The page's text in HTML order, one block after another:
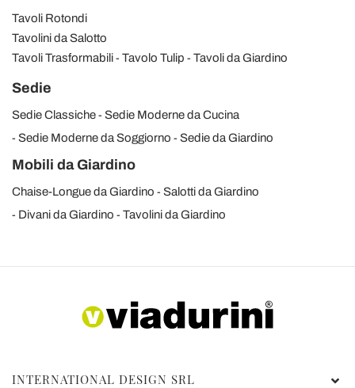
Tavoli Rotondi
Tavolini da Salotto
Tavoli Trasformabili
Tavolo Tulip Tavoli da Giardino
Sedie
Sedie Classiche
Sedie Moderne da Cucina
Sedie Moderne da Soggiorno
Sedie da Giardino
Mobili da Giardino
Chaise-Longue da Giardino
Salotti da Giardino
Divani da Giardino
Tavolini da Giardino
INTERNATIONAL DESIGN SRL